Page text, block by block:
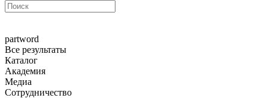
partword
Все результаты
Каталог
Академия
Медиа
Сотрудничество